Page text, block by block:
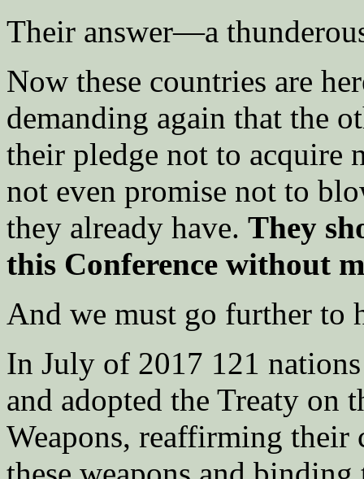
Their answer—a
Now these countries are
demanding again that the
their pledge not to acquire
not even promise not to
they already have. They
this Conference without
And we must go further
In July of 2017 121
and adopted the Treaty on
Weapons, reaffirming